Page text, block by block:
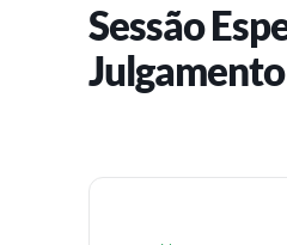
Sessão
Julgamento